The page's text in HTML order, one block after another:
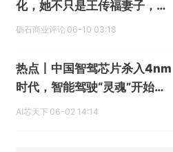
化，她不只是王传福妻子，还
是比亚迪发展史上的关键人物
砺石商业评论 06-10 03:18
热点丨中国智驾芯片杀入4nm
时代，智能驾驶“灵魂”开始自
主
AI芯天下 06-02 14:14